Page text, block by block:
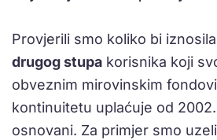
Provjerili smo koliko bi
drugog stupa korisnika koji
obveznim mirovinskim
kontinuitetu uplaćuje od
osnovani. Za primjer smo